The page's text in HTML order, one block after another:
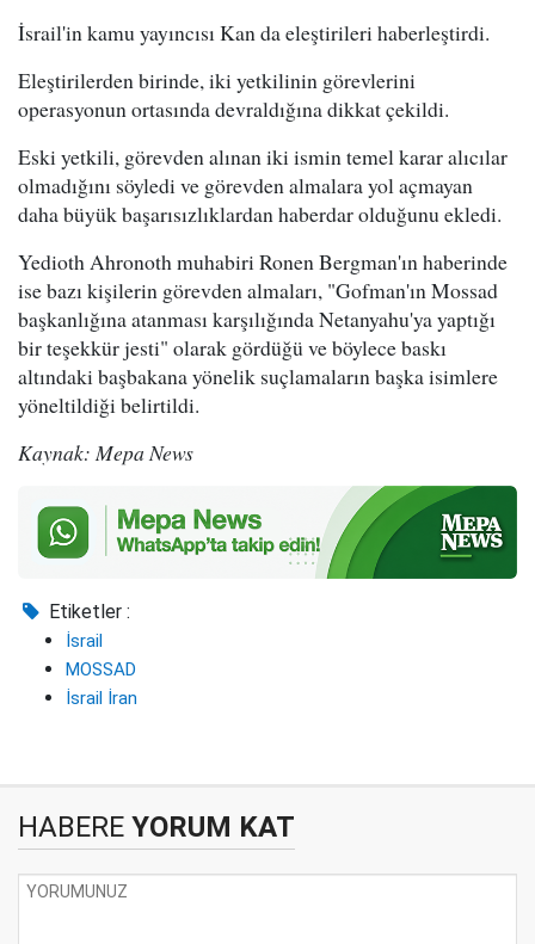
İsrail'in kamu yayıncısı Kan da eleştirileri haberleştirdi.
Eleştirilerden birinde, iki yetkilinin görevlerini
operasyonun ortasında devraldığına dikkat çekildi.
Eski yetkili, görevden alınan iki ismin temel karar alıcılar
olmadığını söyledi ve görevden almalara yol açmayan
daha büyük başarısızlıklardan haberdar olduğunu ekledi.
Yedioth Ahronoth muhabiri Ronen Bergman'ın haberinde
ise bazı kişilerin görevden almaları, "Gofman'ın Mossad
başkanlığına atanması karşılığında Netanyahu'ya yaptığı
bir teşekkür jesti" olarak gördüğü ve böylece baskı
altındaki başbakana yönelik suçlamaların başka isimlere
yöneltildiği belirtildi.
Kaynak: Mepa News
Etiketler :
İsrail
MOSSAD
İsrail İran
HABERE YORUM KAT